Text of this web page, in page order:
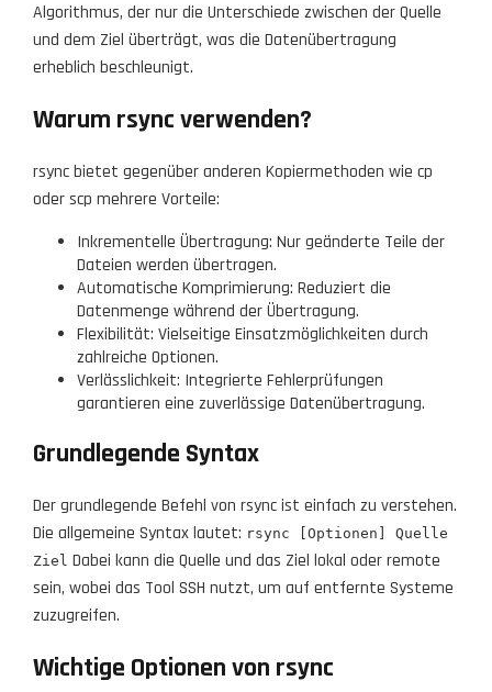
Algorithmus, der nur die Unterschiede zwischen der Quelle
und dem Ziel überträgt, was die Datenübertragung
erheblich beschleunigt.
Warum rsync verwenden?
rsync bietet gegenüber anderen Kopiermethoden wie cp
oder scp mehrere Vorteile:
Inkrementelle Übertragung: Nur geänderte Teile der
Dateien werden übertragen.
Automatische Komprimierung: Reduziert die
Datenmenge während der Übertragung.
Flexibilität: Vielseitige Einsatzmöglichkeiten durch
zahlreiche Optionen.
Verlässlichkeit: Integrierte Fehlerprüfungen
garantieren eine zuverlässige Datenübertragung.
Grundlegende Syntax
Der grundlegende Befehl von rsync ist einfach zu verstehen.
Die allgemeine Syntax lautet: rsync [Optionen] Quelle
Ziel Dabei kann die Quelle und das Ziel lokal oder remote
sein, wobei das Tool SSH nutzt, um auf entfernte Systeme
zuzugreifen.
Wichtige Optionen von rsync